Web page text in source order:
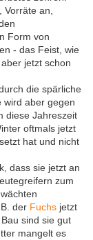
an,
Form von
- das Feist, wie
jetzt schon
die spärliche
wird aber gegen
diese Jahreszeit
oftmals jetzt
hat und nicht
dass sie jetzt an
zum
der Fuchs jetzt
sind sie gut
mangelt es